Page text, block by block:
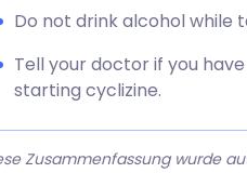
Do not drink alcohol while
Tell your doctor if you
starting cyclizine.
Zusammenfassung wurde